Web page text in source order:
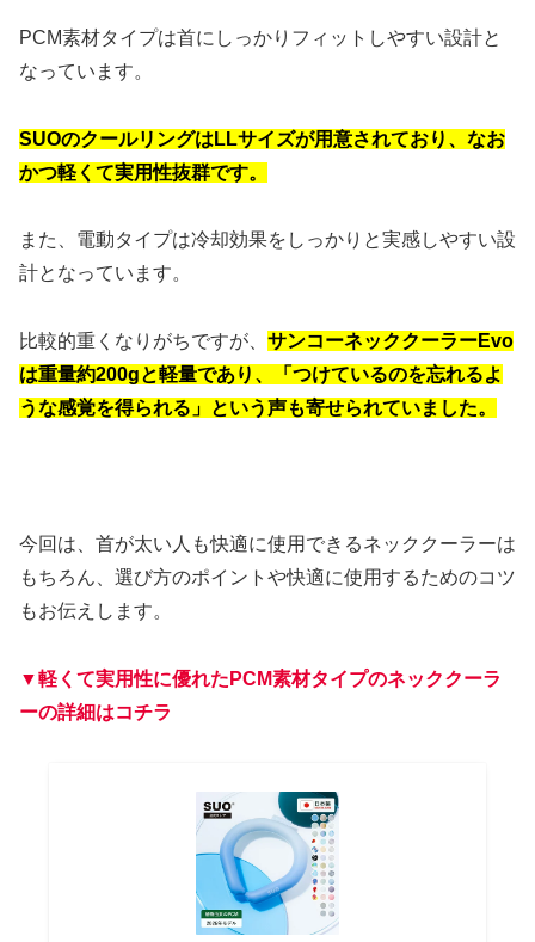
PCM素材タイプは首にしっかりフィットしやすい設計と
なっています。
SUOのクールリングはLLサイズが用意されており、なお
かつ軽くて実用性抜群です。
また、電動タイプは冷却効果をしっかりと実感しやすい設
計となっています。
比較的重くなりがちですが、 サンコーネッククーラーEvo
は重量約200gと軽量であり、「つけているのを忘れるよ
うな感覚を得られる」という声も寄せられていました。
今回は、首が太い人も快適に使用できるネッククーラーは
もちろん、選び方のポイントや快適に使用するためのコツ
もお伝えします。
▼軽くて実用性に優れたPCM素材タイプのネッククーラ
ーの詳細はコチラ